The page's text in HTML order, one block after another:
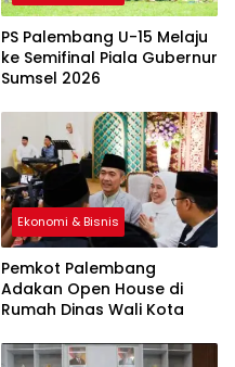
PS Palembang U-15 Melaju
ke Semifinal Piala Gubernur
Sumsel 2026
Ekonomi & Bisnis
Pemkot Palembang
Adakan Open House di
Rumah Dinas Wali Kota